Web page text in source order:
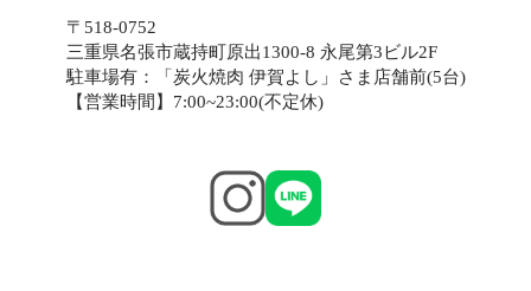
〒518-0752
三重県名張市蔵持町原出1300-8 永尾第3ビル2F
駐車場有：「炭火焼肉 伊賀よし」さま店舗前(5台)
【営業時間】7:00~23:00(不定休)